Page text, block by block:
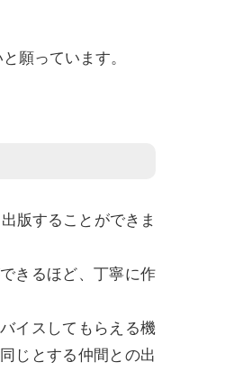
願っています。
版することができま
きるほど、丁寧に作
イスしてもらえる機
じとする仲間との出